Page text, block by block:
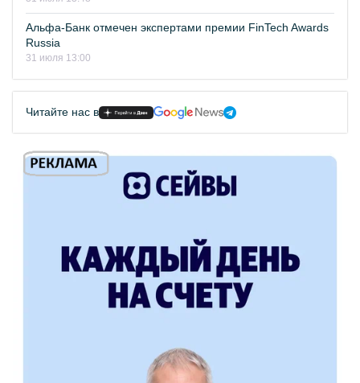
Альфа-Банк отмечен экспертами премии FinTech Awards
Russia
31 июля 13:00
Читайте нас в